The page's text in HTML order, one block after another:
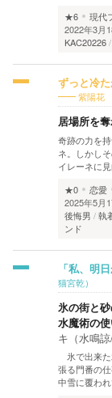
★6
現代
2022年3月
KAC20226
ずっと冷
紫陽花
居場所を
奇跡の力を
ネ。しかし
イレーネに
★0
恋愛
2025年5月
後悔男
執
ンド
「私、明
猫宮乾）
氷の街と
水魔術の
キ（水鳴諒
氷で出来
張る門番の
中雪に覆わ